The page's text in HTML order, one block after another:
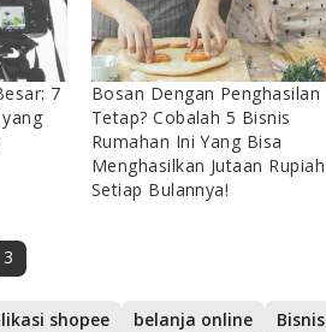
7
Bosan Dengan Penghasilan
Tetap? Cobalah 5 Bisnis
Rumahan Ini Yang Bisa
Menghasilkan Jutaan Rupiah
Setiap Bulannya!
3
shopee belanja online Bisnis